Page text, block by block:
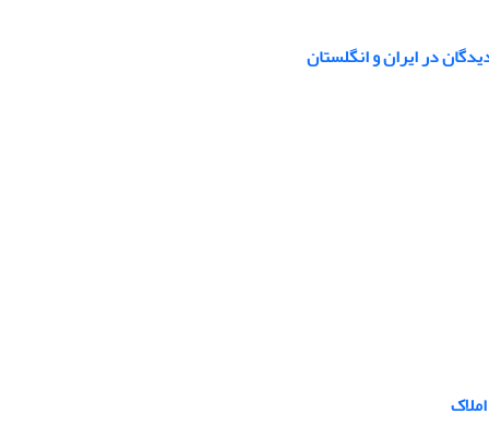
در ایران و انگلستان